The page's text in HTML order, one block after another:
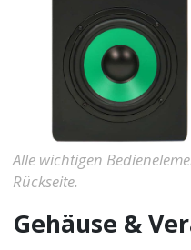
Alle wichtigen
Rückseite.
Gehäuse &